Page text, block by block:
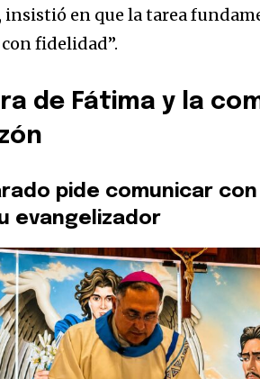
insistió en que la tarea
fidelidad”.
de Fátima y la
pide comunicar
evangelizador